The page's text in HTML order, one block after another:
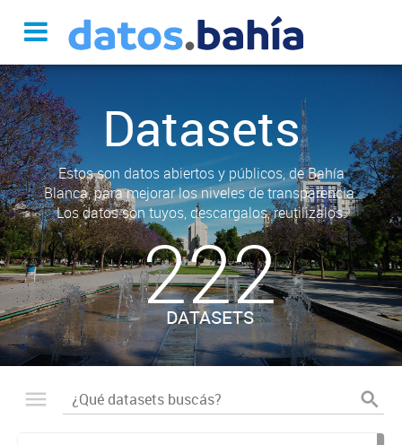
Datasets
Estos son datos abiertos y públicos, de Bahía
Blanca, para mejorar los niveles de transparencia.
Los datos son tuyos, descargalos, reutilizalos.
222
DATASETS